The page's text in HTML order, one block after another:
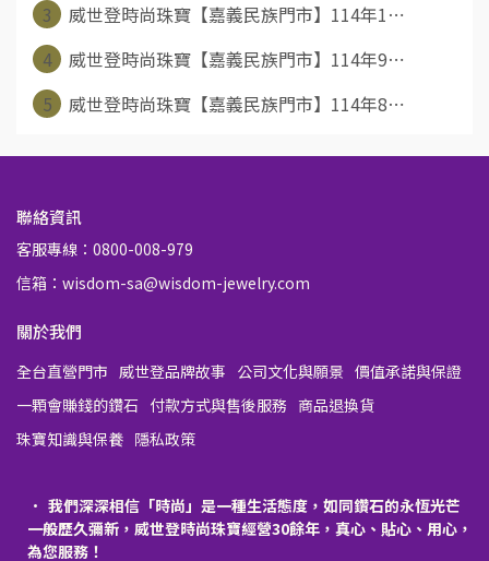
3
威世登時尚珠寶【嘉義民族門市】114年1⋯
4
威世登時尚珠寶【嘉義民族門市】114年9⋯
5
威世登時尚珠寶【嘉義民族門市】114年8⋯
聯絡資訊
客服專線：0800-008-979
信箱：wisdom-sa@wisdom-jewelry.com
關於我們
全台直營門市 威世登品牌故事 公司文化與願景 價值承諾與保證
一顆會賺錢的鑽石 付款方式與售後服務 商品退換貨
珠寶知識與保養 隱私政策
我們深深相信「時尚」是一種生活態度，如同鑽石的永恆光芒
一般歷久彌新，威世登時尚珠寶經營30餘年，真心、貼心、用心，
為您服務！